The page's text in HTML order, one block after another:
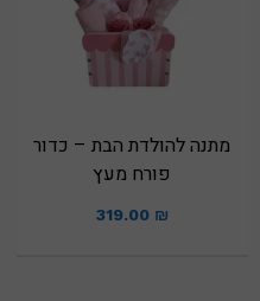
מתנה להולדת הבת – כדור
פורח מעץ
319.00 ₪